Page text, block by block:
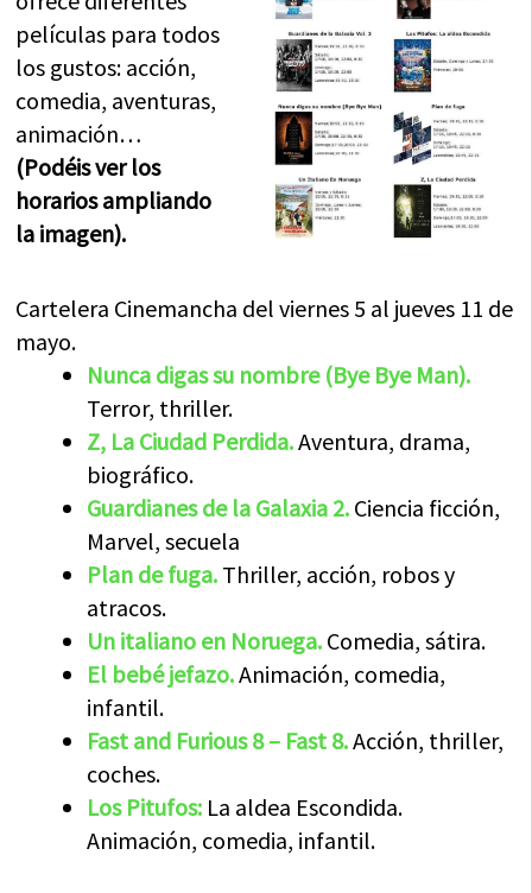
películas para todos
los gustos: acción,
comedia, aventuras,
animación…
(Podéis ver los
horarios ampliando
la imagen).
Cartelera Cinemancha del viernes 5 al jueves 11 de
mayo.
Nunca digas su nombre (Bye Bye Man).
Terror, thriller.
Z, La Ciudad Perdida.Aventura, drama,
biográfico.
Guardianes de la Galaxia 2. Ciencia ficción,
Marvel, secuela
Plan de fuga. Thriller, acción, robos y
atracos.
Un italiano en Noruega. Comedia, sátira.
El bebé jefazo.Animación, comedia,
infantil.
Fast and Furious 8 – Fast 8.Acción, thriller,
coches.
Los Pitufos: La aldea Escondida.
Animación, comedia, infantil.